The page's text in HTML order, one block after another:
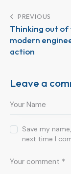
PREVIOUS
Thinking out of
modern
action
Leave a
Save my
next time I